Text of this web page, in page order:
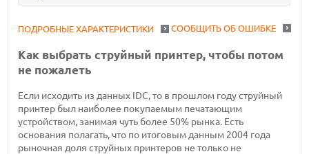
СООБЩИТЬ ОБ ОШИБКЕ
ПОДРОБНЫЕ ХАРАКТЕРИСТИКИ
Как выбрать струйный принтер, чтобы потом
не пожалеть
Если исходить из данных IDC, то в прошлом году струйный
принтер был наиболее покупаемым печатающим
устройством, занимая чуть более 50% рынка. Есть
основания полагать, что по итоговым данным 2004 года
рыночная доля струйных принтеров не только не